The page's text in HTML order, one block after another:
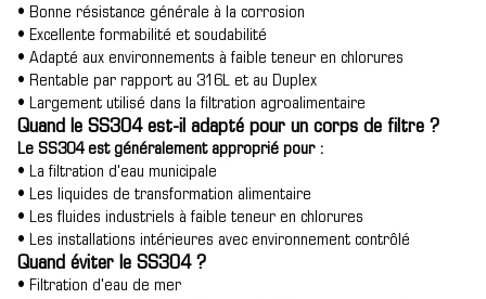
• Bonne résistance générale à la corrosion
• Excellente formabilité et soudabilité
• Adapté aux environnements à faible teneur en chlorures
• Rentable par rapport au 316L et au Duplex
• Largement utilisé dans la filtration agroalimentaire
Quand le SS304 est-il adapté pour un corps de filtre ?
Le SS304 est généralement approprié pour :
• La filtration d'eau municipale
• Les liquides de transformation alimentaire
• Les fluides industriels à faible teneur en chlorures
• Les installations intérieures avec environnement contrôlé
Quand éviter le SS304 ?
• Filtration d'eau de mer